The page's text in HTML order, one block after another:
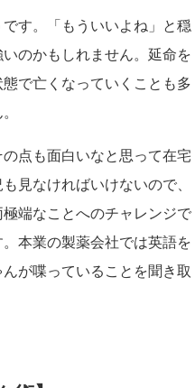
す。「もういいよね」と穏
のかもしれません。延命を
で亡くなっていくことも多
点も面白いなと思って在宅
見なければいけないので、
端なことへのチャレンジで
本業の製薬会社では英語を
が喋っていることを聞き取